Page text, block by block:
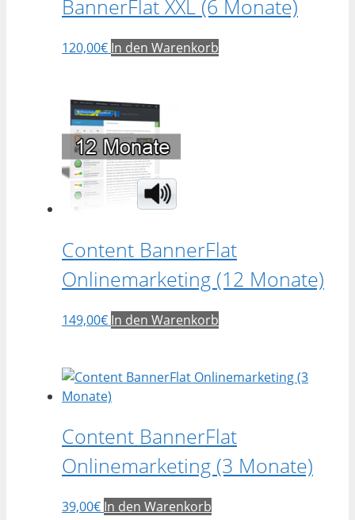
BannerFlat XXL (6 Monate)
120,00€ In den Warenkorb
Content BannerFlat
Onlinemarketing (12 Monate)
149,00€ In den Warenkorb
Content BannerFlat
Onlinemarketing (3 Monate)
39,00€ In den Warenkorb